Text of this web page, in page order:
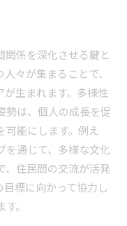
の重要性
ティブな影響
らす利点
ミュニティ
役割
取り組み
盤
係を深化させる鍵と
々が集まることで、
生まれます。多様性
勢は、個人の成長を促
可能にします。例え
を通じて、多様な文化
、住民間の交流が活発
標に向かって協力し
。